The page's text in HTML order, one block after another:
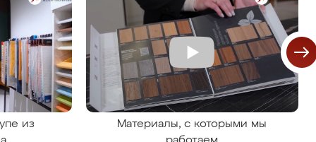
из
Материалы, с которыми мы